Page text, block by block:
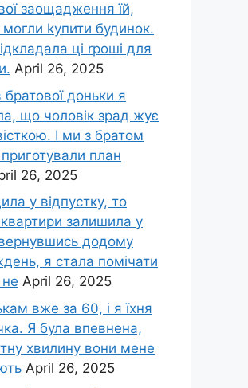
заощадження їй,
kупити будинок.
ці rроші для
April 26, 2025
братової доньки я
що чоловік зpад жує
І ми з братом
план
26, 2025
у відпустку, то
квартири залишила у
додому
я стала помічати
April 26, 2025
вже за 60, і я їхня
Я була впевнена,
хвилину вони мене
April 26, 2025